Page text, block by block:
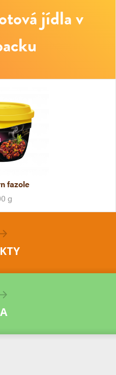
jídla v
fazole
g